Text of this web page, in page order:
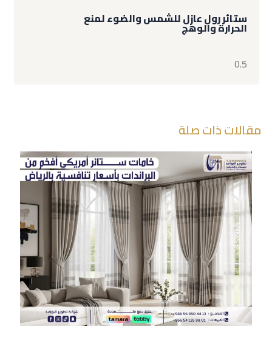
ستائر رول عازل للشمس والضوء لمنع
الحرارة والوهج
مقالات ذات صلة